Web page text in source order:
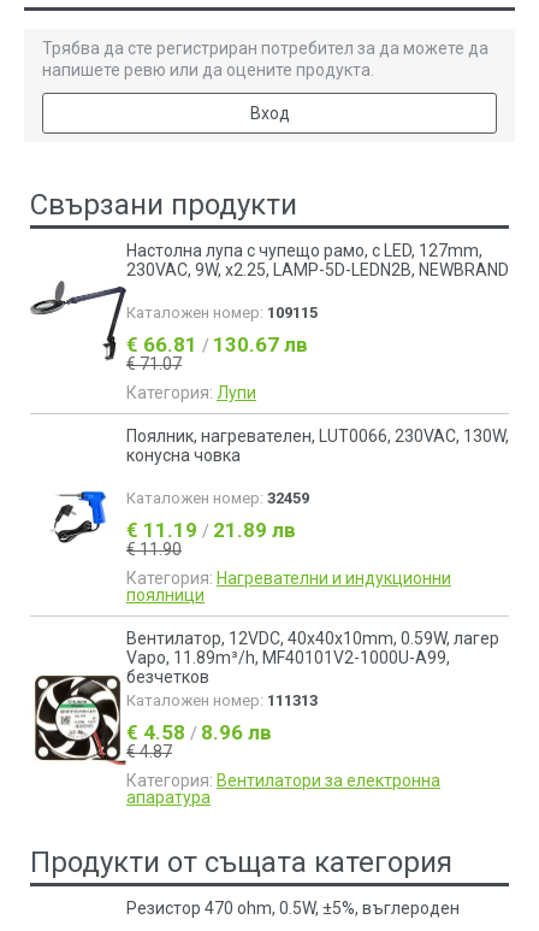
Трябва да сте регистриран потребител за да можете да
напишете ревю или да оцените продукта.
Вход
Свързани продукти
Настолна лупа с чупещо рамо, с LED, 127mm,
230VAC, 9W, x2.25, LAMP-5D-LEDN2B, NEWBRAND
Каталожен номер: 109115
€ 66.81 / 130.67 лв
€ 71.07
Категория: Лупи
Поялник, нагревателен, LUT0066, 230VAC, 130W,
конусна човка
Каталожен номер: 32459
€ 11.19 / 21.89 лв
€ 11.90
Категория: Нагревателни и индукционни
поялници
Вентилатор, 12VDC, 40x40x10mm, 0.59W, лагер
Vapo, 11.89m³/h, MF40101V2-1000U-A99,
безчетков
Каталожен номер: 111313
€ 4.58 / 8.96 лв
€ 4.87
Категория: Вентилатори за електронна
апаратура
Продукти от същата категория
Резистор 470 ohm, 0.5W, ±5%, въглероден